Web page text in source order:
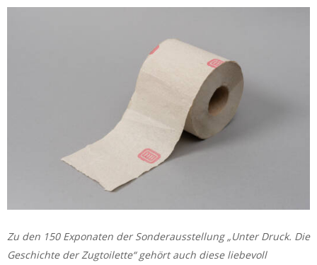
Zu den 150 Exponaten der Sonderausstellung „Unter Druck. Die
Geschichte der Zugtoilette“ gehört auch diese liebevoll